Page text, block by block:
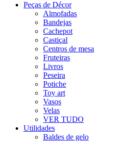
Peças de Décor
Almofadas
Bandejas
Cachepot
Castiçal
Centros de mesa
Fruteiras
Livros
Peseira
Potiche
Toy art
Vasos
Velas
VER TUDO
Utilidades
Baldes de gelo